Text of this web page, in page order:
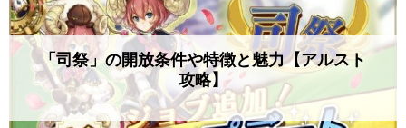
「司祭」の開放条件や特徴と魅力【アルスト
攻略】